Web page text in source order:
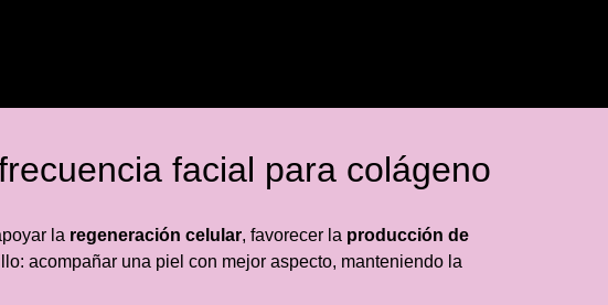
facial para colágeno
la regeneración celular, favorecer la producción de
acompañar una piel con mejor aspecto, manteniendo la